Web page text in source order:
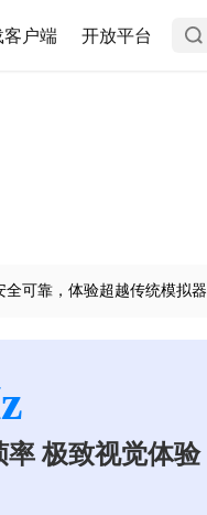
客户端 开放平台
可靠，体验超越传统模拟器
极致视觉体验